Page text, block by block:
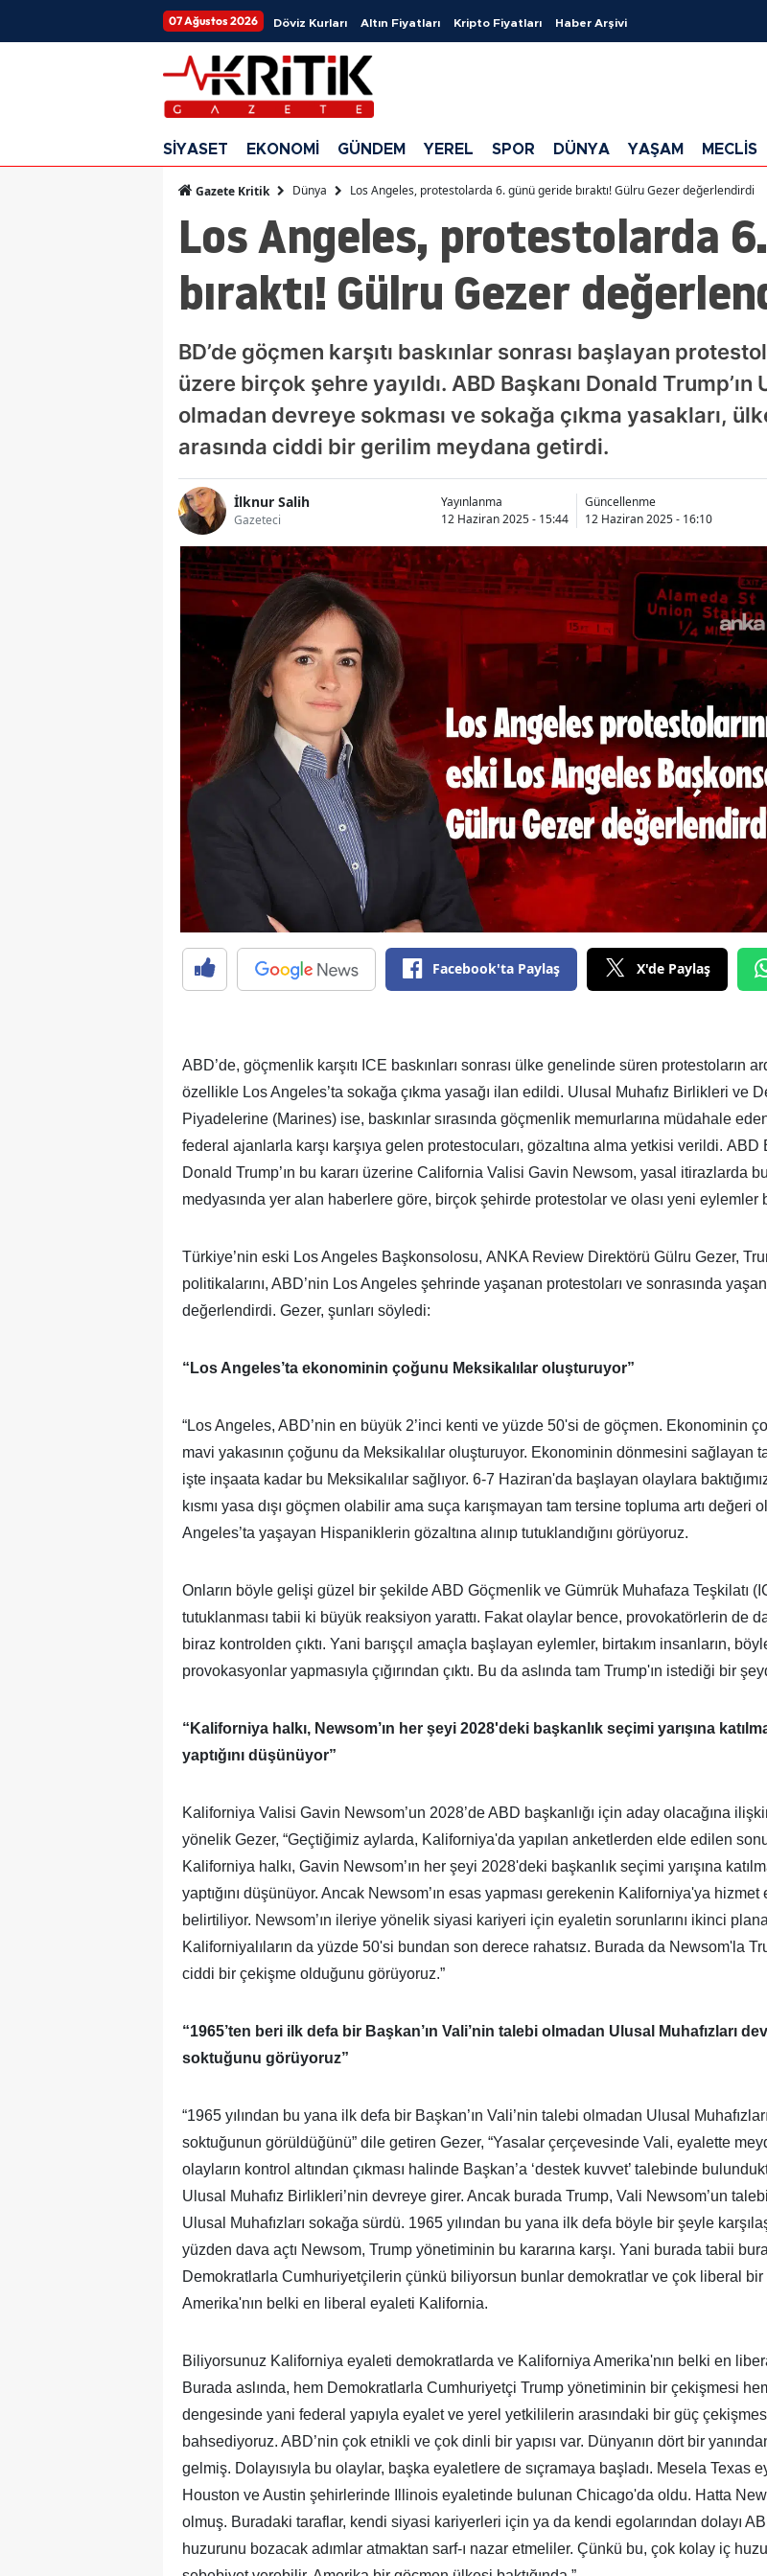
07 Ağustos 2026 Döviz Kurları Altın Fiyatları Kripto Fiyatları Haber Arşivi
SİYASET EKONOMİ GÜNDEM YEREL SPOR DÜNYA YAŞAM MECLİS
Gazete Kritik Dünya Los Angeles, protestolarda 6. günü geride bıraktı! Gülru Gezer değerlendirdi
Los Angeles, protestolarda
bıraktı! Gülru Gezer
BD’de göçmen karşıtı baskınlar sonrası başlayan
üzere birçok şehre yayıldı. ABD Başkanı Donald Trump’ın
olmadan devreye sokması ve sokağa çıkma yasakları,
arasında ciddi bir gerilim meydana getirdi.
İlknur Salih
Gazeteci
Yayınlanma
12 Haziran 2025 - 15:44
Güncellenme
12 Haziran 2025 - 16:10
Facebook'ta Paylaş X'de Paylaş
ABD’de, göçmenlik karşıtı ICE baskınları sonrası ülke genelinde süren protestoların
özellikle Los Angeles’ta sokağa çıkma yasağı ilan edildi. Ulusal Muhafız Birlikleri ve
Piyadelerine (Marines) ise, baskınlar sırasında göçmenlik memurlarına müdahale
federal ajanlarla karşı karşıya gelen protestocuları, gözaltına alma yetkisi verildi. ABD
Donald Trump’ın bu kararı üzerine California Valisi Gavin Newsom, yasal itirazlarda
medyasında yer alan haberlere göre, birçok şehirde protestolar ve olası yeni eylemler
Türkiye’nin eski Los Angeles Başkonsolosu, ANKA Review Direktörü Gülru Gezer,
politikalarını, ABD’nin Los Angeles şehrinde yaşanan protestoları ve sonrasında
değerlendirdi. Gezer, şunları söyledi:
“Los Angeles’ta ekonominin çoğunu Meksikalılar oluşturuyor”
“Los Angeles, ABD’nin en büyük 2’inci kenti ve yüzde 50'si de göçmen. Ekonominin
mavi yakasının çoğunu da Meksikalılar oluşturuyor. Ekonominin dönmesini sağlayan
işte inşaata kadar bu Meksikalılar sağlıyor. 6-7 Haziran'da başlayan olaylara
kısmı yasa dışı göçmen olabilir ama suça karışmayan tam tersine topluma artı değeri
Angeles’ta yaşayan Hispaniklerin gözaltına alınıp tutuklandığını görüyoruz.
Onların böyle gelişi güzel bir şekilde ABD Göçmenlik ve Gümrük Muhafaza Teşkilatı
tutuklanması tabii ki büyük reaksiyon yarattı. Fakat olaylar bence, provokatörlerin de
biraz kontrolden çıktı. Yani barışçıl amaçla başlayan eylemler, birtakım insanların,
provokasyonlar yapmasıyla çığırından çıktı. Bu da aslında tam Trump'ın istediği bir
“Kaliforniya halkı, Newsom’ın her şeyi 2028'deki başkanlık seçimi yarışına
yaptığını düşünüyor”
Kaliforniya Valisi Gavin Newsom’un 2028’de ABD başkanlığı için aday olacağına
yönelik Gezer, “Geçtiğimiz aylarda, Kaliforniya'da yapılan anketlerden elde edilen
Kaliforniya halkı, Gavin Newsom’ın her şeyi 2028'deki başkanlık seçimi yarışına
yaptığını düşünüyor. Ancak Newsom’ın esas yapması gerekenin Kaliforniya'ya
belirtiliyor. Newsom’ın ileriye yönelik siyasi kariyeri için eyaletin sorunlarını ikinci
Kaliforniyalıların da yüzde 50'si bundan son derece rahatsız. Burada da Newsom'la
ciddi bir çekişme olduğunu görüyoruz.”
“1965’ten beri ilk defa bir Başkan’ın Vali’nin talebi olmadan Ulusal Muhafızları
soktuğunu görüyoruz”
“1965 yılından bu yana ilk defa bir Başkan’ın Vali’nin talebi olmadan Ulusal
soktuğunun görüldüğünü” dile getiren Gezer, “Yasalar çerçevesinde Vali, eyalette
olayların kontrol altından çıkması halinde Başkan’a ‘destek kuvvet’ talebinde
Ulusal Muhafız Birlikleri’nin devreye girer. Ancak burada Trump, Vali Newsom’un
Ulusal Muhafızları sokağa sürdü. 1965 yılından bu yana ilk defa böyle bir şeyle
yüzden dava açtı Newsom, Trump yönetiminin bu kararına karşı. Yani burada tabii
Demokratlarla Cumhuriyetçilerin çünkü biliyorsun bunlar demokratlar ve çok liberal bir
Amerika'nın belki en liberal eyaleti Kalifornia.
Biliyorsunuz Kaliforniya eyaleti demokratlarda ve Kaliforniya Amerika'nın belki en
Burada aslında, hem Demokratlarla Cumhuriyetçi Trump yönetiminin bir çekişmesi
dengesinde yani federal yapıyla eyalet ve yerel yetkililerin arasındaki bir güç
bahsediyoruz. ABD’nin çok etnikli ve çok dinli bir yapısı var. Dünyanın dört bir
gelmiş. Dolayısıyla bu olaylar, başka eyaletlere de sıçramaya başladı. Mesela Texas
Houston ve Austin şehirlerinde Illinois eyaletinde bulunan Chicago'da oldu. Hatta
olmuş. Buradaki taraflar, kendi siyasi kariyerleri için ya da kendi egolarından dolayı
huzurunu bozacak adımlar atmaktan sarf-ı nazar etmeliler. Çünkü bu, çok kolay iç